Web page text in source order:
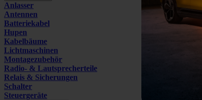
Anlasser
Antennen
Batteriekabel
Hupen
Kabelbäume
Lichtmaschinen
Montagezubehör
Radio- & Lautsprecherteile
Relais & Sicherungen
Schalter
Steuergeräte